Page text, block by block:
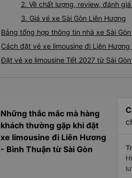
2. Về chất lượng, review, đánh
3. Giá vé xe Sài Gòn Liên Hương
Bảng tổng hợp thông tin nhà xe Sài
Cách đặt vé xe limousine đi Liên
Đặt vé xe limousine Tết 2027 từ Sài
Những thắc mắc mà hàng
khách thường gặp khi đặt
xe limousine đi Liên Hương
- Bình Thuận từ Sài Gòn